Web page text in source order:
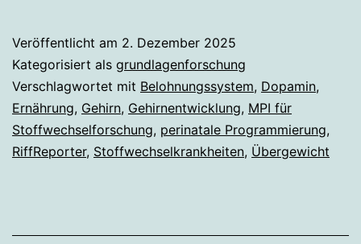
fürs
Veröffentlicht am 2. Dezember 2025
Kategorisiert als grundlagenforschung
Verschlagwortet mit Belohnungssystem, Dopamin,
Ernährung, Gehirn, Gehirnentwicklung, MPI für
Stoffwechselforschung, perinatale Programmierung,
RiffReporter, Stoffwechselkrankheiten, Übergewicht